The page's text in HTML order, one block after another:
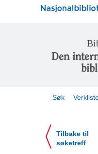
Den
Søk
Tilbake til
søketreff